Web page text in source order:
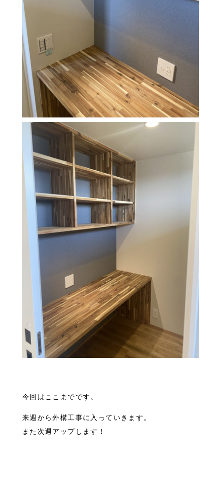
今回はここまでです。
来週から外構工事に入っていきます。
また次週アップします！